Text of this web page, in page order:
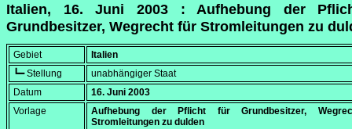
Italien, 16. Juni 2003 : Aufhebung der
Grundbesitzer, Wegrecht für Stromleitungen zu
Gebiet
Italien
┗━ Stellung
unabhängiger Staat
Datum
16. Juni 2003
Vorlage
Aufhebung der Pflicht für Grundbesitzer,
Stromleitungen zu dulden